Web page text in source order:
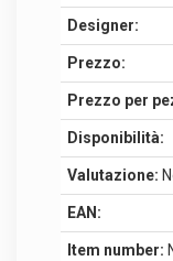
Designer:
Prezzo:
Prezzo per
Disponibilità:
Valutazione:
EAN:
Item number: